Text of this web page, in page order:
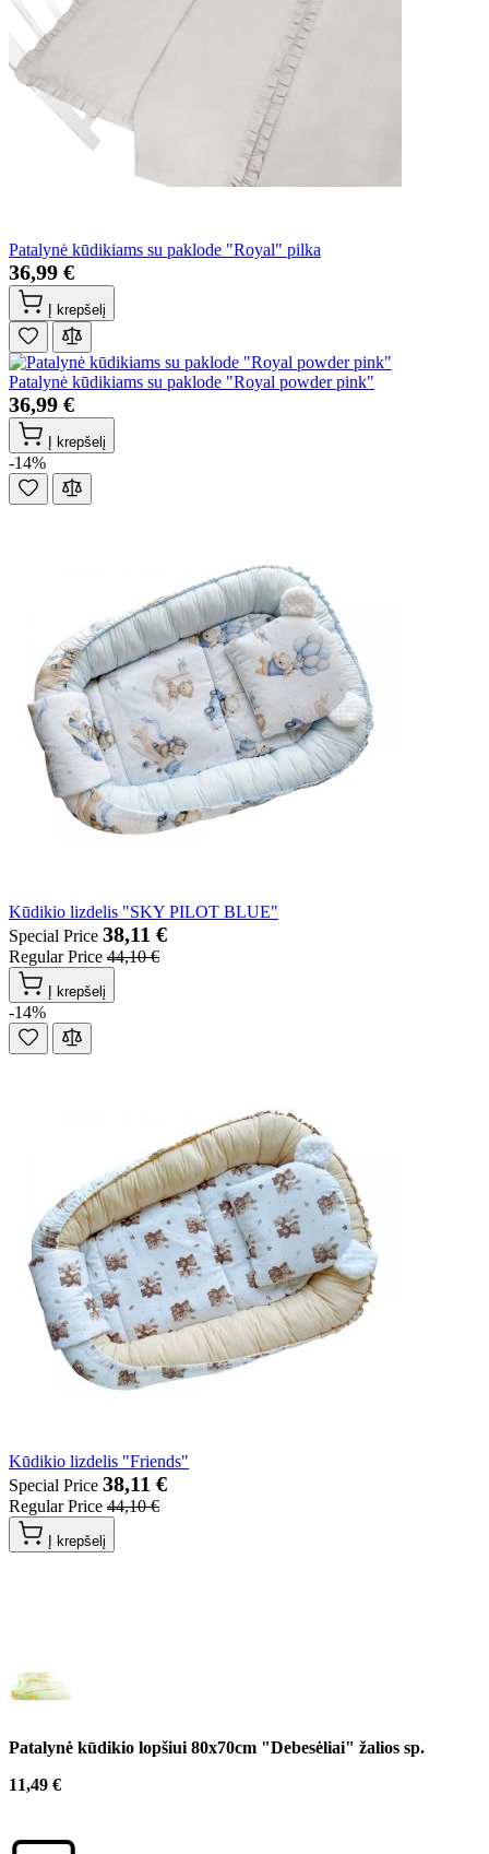
Patalynė kūdikiams su paklode "Royal" pilka
36,99 €
Į krepšelį
Patalynė kūdikiams su paklode "Royal powder pink"
36,99 €
Į krepšelį
-14%
Kūdikio lizdelis "SKY PILOT BLUE"
Special Price 38,11 €
Regular Price 44,10 €
Į krepšelį
-14%
Kūdikio lizdelis "Friends"
Special Price 38,11 €
Regular Price 44,10 €
Į krepšelį
Patalynė kūdikio lopšiui 80x70cm "Debesėliai" žalios sp.
11,49 €